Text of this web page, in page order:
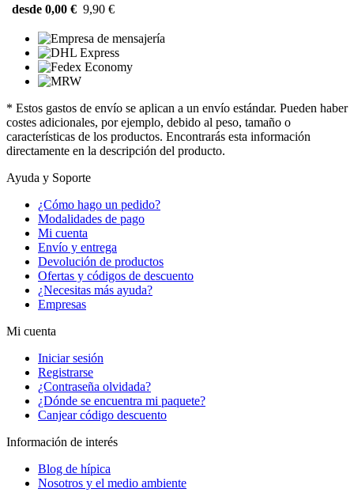
desde 0,00 € 9,90 €
* Estos gastos de envío se aplican a un envío estándar. Pueden haber
costes adicionales, por ejemplo, debido al peso, tamaño o
características de los productos. Encontrarás esta información
directamente en la descripción del producto.
Ayuda y Soporte
¿Cómo hago un pedido?
Modalidades de pago
Mi cuenta
Envío y entrega
Devolución de productos
Ofertas y códigos de descuento
¿Necesitas más ayuda?
Empresas
Mi cuenta
Iniciar sesión
Registrarse
¿Contraseña olvidada?
¿Dónde se encuentra mi paquete?
Canjear código descuento
Información de interés
Blog de hípica
Nosotros y el medio ambiente